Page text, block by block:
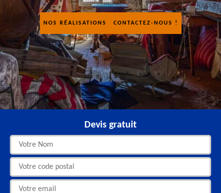
NOS RÉALISATIONS CONTACTEZ-NOUS !
Devis gratuit